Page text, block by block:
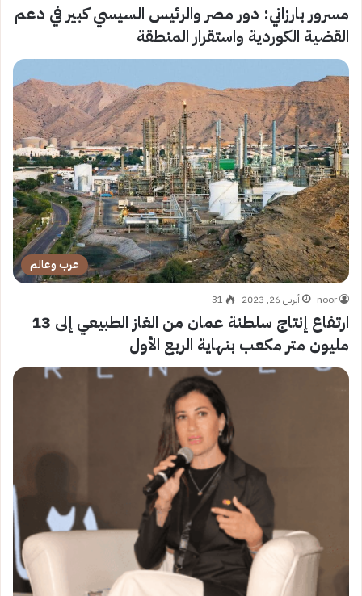
مسرور بارزاني: دور مصر والرئيس السيسي كبير في دعم
القضية الكوردية واستقرار المنطقة
عرب وعالم
noor أبريل 26, 2023 31
ارتفاع إنتاج سلطنة عمان من الغاز الطبيعي إلى 13
مليون متر مكعب بنهاية الربع الأول